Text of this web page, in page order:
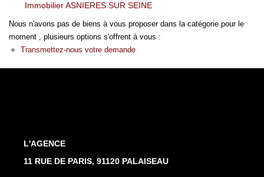
EN
Immobilier ASNIERES SUR SEINE
Nous n'avons pas de biens à vous proposer dans la catégorie pour le
moment , plusieurs options s'offrent à vous :
Transmettez-nous votre demande
L'AGENCE
11 RUE DE PARIS, 91120 PALAISEAU